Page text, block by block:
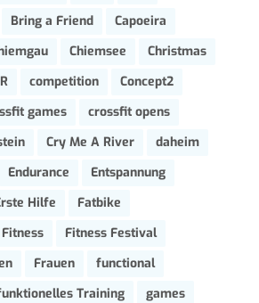
Bring a Friend
Capoeira
Chiemsee
Christmas
competition
Concept2
games
crossfit opens
Cry Me A River
daheim
Endurance
Entspannung
Hilfe
Fatbike
Fitness
Fitness Festival
Frauen
functional
Training
games